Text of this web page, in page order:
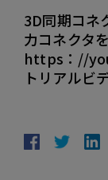
3D同期コネ
力コネクタ
https：//
トリアルビ